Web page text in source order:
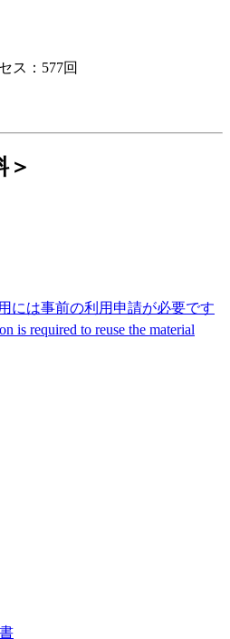
ス：577回
＞
には事前の利用申請が必要です
is required to reuse the material